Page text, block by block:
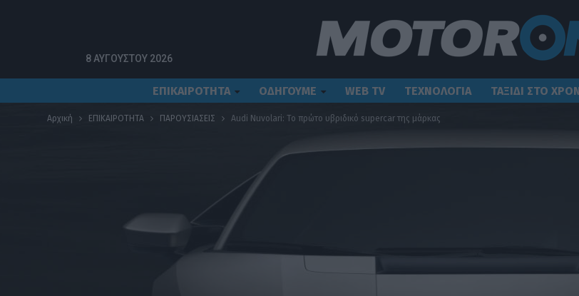
8 ΑΥΓΟΎΣΤΟΥ 2026
ΕΠΙΚΑΙΡΟΤΗΤΑ ΟΔΗΓΟΥΜΕ WEB TV ΤΕΧΝΟΛΟΓΙΑ ΤΑΞΙΔΙ ΣΤΟ
Αρχική ΕΠΙΚΑΙΡΟΤΗΤΑ ΠΑΡΟΥΣΙΑΣΕΙΣ Audi Nuvolari: Το πρώτο υβριδικό supercar της μάρκας